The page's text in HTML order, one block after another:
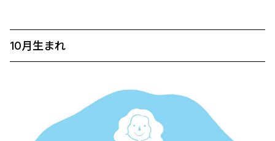
10月生まれ